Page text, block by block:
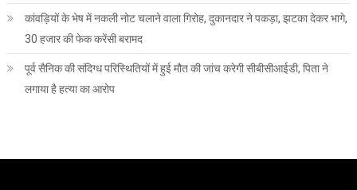
कांवड़ियों के भेष में नकली नोट चलाने वाला गिरोह, दुकानदार ने पकड़ा, झटका देकर भागे,
30 हजार की फेक करेंसी बरामद
पूर्व सैनिक की संदिग्ध परिस्थितियों में हुई मौत की जांच करेगी सीबीसीआईडी, पिता ने
लगाया है हत्या का आरोप